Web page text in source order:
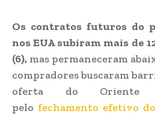
Os contratos futuros do
nos EUA subiram mais de
(6), mas permaneceram
compradores buscaram
oferta do Oriente
pelo fechamento efetivo